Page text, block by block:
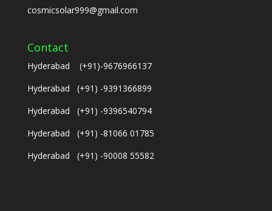
cosmicsolar999@gmail.com
Contact
Hyderabad (+91)-9676966137
Hyderabad (+91) -9391366899
Hyderabad (+91) -9396540794
Hyderabad (+91) -81066 01785
Hyderabad (+91) -90008 55582